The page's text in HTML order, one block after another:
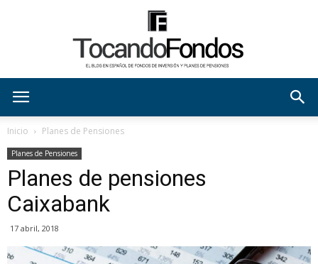
Inicio Planes de Pensiones
Planes de Pensiones
Planes de pensiones
Caixabank
17 abril, 2018